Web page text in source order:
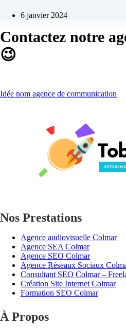
6 janvier 2024
Contactez notre
😉
Idée nom agence de communication
Nos Prestations
Agence audiovisuelle Colmar
Agence SEA Colmar
Agence SEO Colmar
Agence Réseaux Sociaux
Consultant SEO Colmar –
Création Site Internet Colmar
Formation SEO Colmar
À Propos